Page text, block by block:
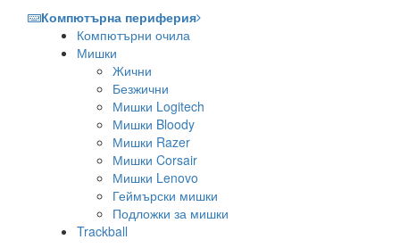
Компютърна периферия
Компютърни очила
Мишки
Жични
Безжични
Мишки Logitech
Мишки Bloody
Мишки Razer
Мишки Corsair
Мишки Lenovo
Геймърски мишки
Подложки за мишки
Trackball